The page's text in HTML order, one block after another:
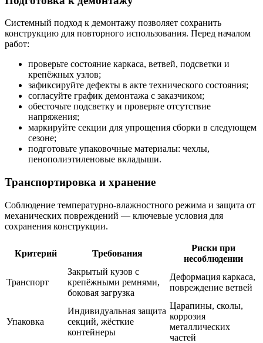
Системный подход к демонтажу позволяет сохранить
конструкцию для повторного использования. Перед началом
работ:
проверьте состояние каркаса, ветвей, подсветки и
крепёжных узлов;
зафиксируйте дефекты в акте технического состояния;
согласуйте график демонтажа с заказчиком;
обесточьте подсветку и проверьте отсутствие
напряжения;
маркируйте секции для упрощения сборки в следующем
сезоне;
подготовьте упаковочные материалы: чехлы,
пенополиэтиленовые вкладыши.
Транспортировка и хранение
Соблюдение температурно-влажностного режима и защита от
механических повреждений — ключевые условия для
сохранения конструкции.
Критерий Требования
Риски при
несоблюдении
Транспорт
Закрытый кузов с
крепёжными ремнями,
боковая загрузка
Деформация каркаса,
повреждение ветвей
Упаковка
Индивидуальная защита
секций, жёсткие
контейнеры
Царапины, сколы,
коррозия
металлических
частей